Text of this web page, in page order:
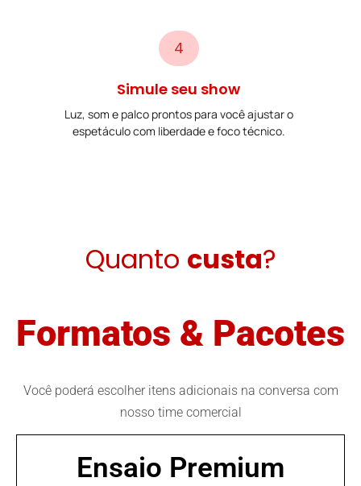
4
Simule seu show
Luz, som e palco prontos para você ajustar o
espetáculo com liberdade e foco técnico.
Quanto custa?
Formatos & Pacotes
Você poderá escolher itens adicionais na conversa com
nosso time comercial
Ensaio Premium